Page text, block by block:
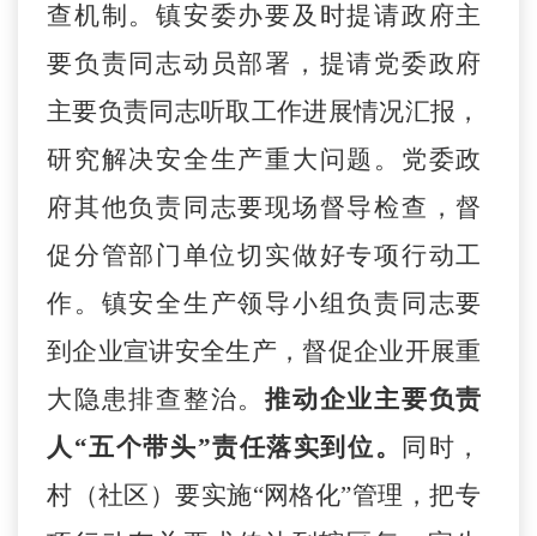
查机制。镇安委办要及时提请政府主
要负责同志动员部署，提请党委政府
主要负责同志听取工作进展情况汇报，
研究解决安全生产重大问题。 党委政
府其他负责同志要现场督导检查，督
促分管部门单位切实做好专项行动工
作。 镇安全生产领导小组负责同志要
到企业宣讲安全生产，督促企业开展重
大隐患排查整治。推动企业主要负责
人“五个带头”责任落实到位。
同时，
村（社区）要实施“网格化”管理 ，把专